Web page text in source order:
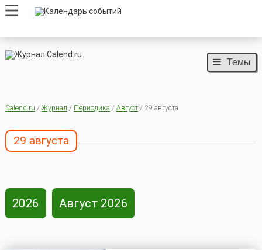
Темы
Calend.ru / Журнал / Периодика / Август/ 29 августа
29 августа
2026 Август 2026